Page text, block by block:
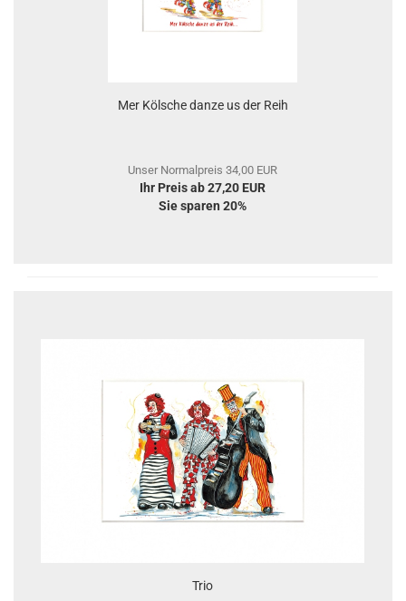
Mer Kölsche danze us der Reih
Unser Normalpreis 34,00 EUR
Ihr Preis ab 27,20 EUR
Sie sparen 20%
Trio